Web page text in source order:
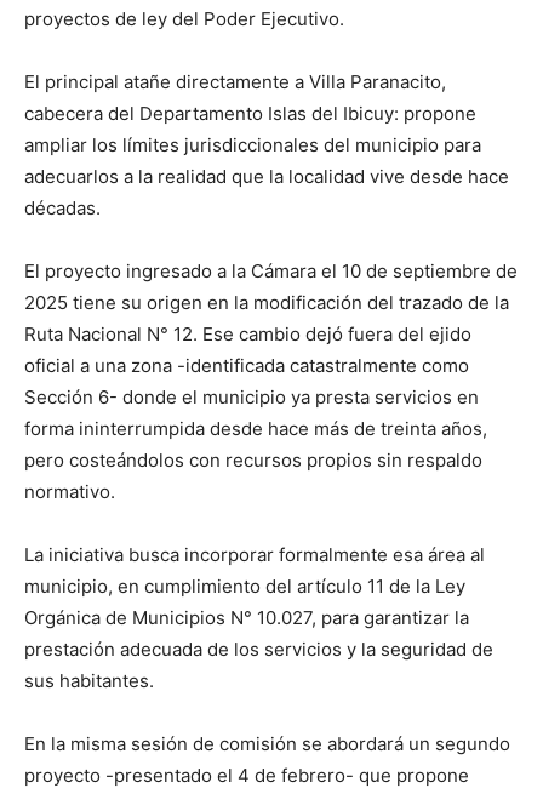
proyectos de ley del Poder Ejecutivo.
El principal atañe directamente a Villa Paranacito,
cabecera del Departamento Islas del Ibicuy: propone
ampliar los límites jurisdiccionales del municipio para
adecuarlos a la realidad que la localidad vive desde hace
décadas.
El proyecto ingresado a la Cámara el 10 de septiembre de
2025 tiene su origen en la modificación del trazado de la
Ruta Nacional N° 12. Ese cambio dejó fuera del ejido
oficial a una zona -identificada catastralmente como
Sección 6- donde el municipio ya presta servicios en
forma ininterrumpida desde hace más de treinta años,
pero costeándolos con recursos propios sin respaldo
normativo.
La iniciativa busca incorporar formalmente esa área al
municipio, en cumplimiento del artículo 11 de la Ley
Orgánica de Municipios N° 10.027, para garantizar la
prestación adecuada de los servicios y la seguridad de
sus habitantes.
En la misma sesión de comisión se abordará un segundo
proyecto -presentado el 4 de febrero- que propone